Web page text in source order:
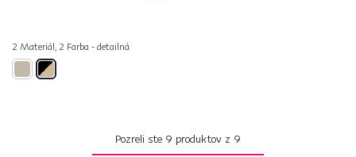
2 Materiál, 2 Farba - detailná
Pozreli ste 9 produktov z 9